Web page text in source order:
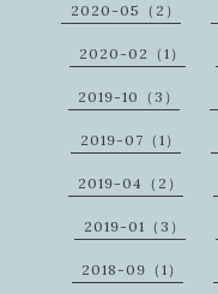
2020-05（2）
2020-02（1）
2019-10（3）
2019-07（1）
2019-04（2）
2019-01（3）
2018-09（1）